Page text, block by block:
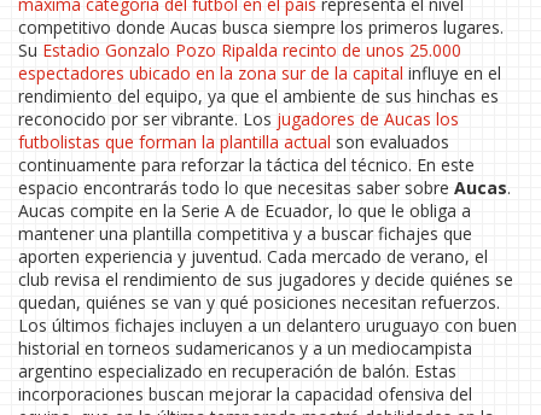
competitivo donde Aucas busca siempre los primeros lugares.
Su Estadio Gonzalo Pozo Ripalda recinto de unos 25.000
espectadores ubicado en la zona sur de la capital influye en el
rendimiento del equipo, ya que el ambiente de sus hinchas es
reconocido por ser vibrante. Los jugadores de Aucas los
futbolistas que forman la plantilla actual son evaluados
continuamente para reforzar la táctica del técnico. En este
espacio encontrarás todo lo que necesitas saber sobre Aucas.
Aucas compite en la Serie A de Ecuador, lo que le obliga a
mantener una plantilla competitiva y a buscar fichajes que
aporten experiencia y juventud. Cada mercado de verano, el
club revisa el rendimiento de sus jugadores y decide quiénes se
quedan, quiénes se van y qué posiciones necesitan refuerzos.
Los últimos fichajes incluyen a un delantero uruguayo con buen
historial en torneos sudamericanos y a un mediocampista
argentino especializado en recuperación de balón. Estas
incorporaciones buscan mejorar la capacidad ofensiva del